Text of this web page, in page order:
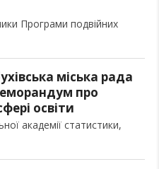
Програми подвійних
міська рада
про
освіти
академії статистики,